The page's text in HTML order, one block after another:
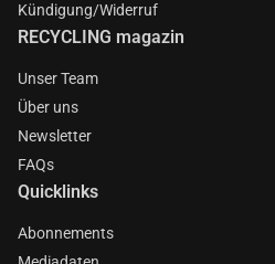
Kündigung/Widerruf
RECYCLING magazin
Unser Team
Über uns
Newsletter
FAQs
Quicklinks
Abonnements